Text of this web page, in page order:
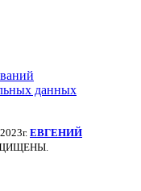
данных
ЕВГЕНИЙ